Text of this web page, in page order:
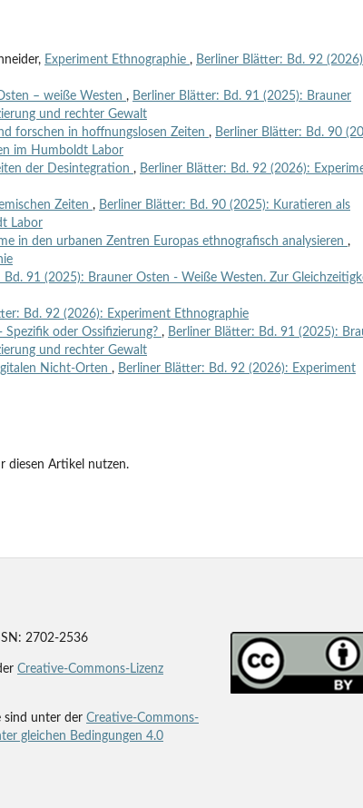
Experiment Ethnographie , Berliner Blätter: Bd. 92
– weiße Westen , Berliner Blätter: Bd. 91 (2025): Brauner
und rechter Gewalt
forschen in hoffnungslosen Zeiten , Berliner Blätter: Bd. 90
im Humboldt Labor
der Desintegration , Berliner Blätter: Bd. 92 (2026):
Zeiten , Berliner Blätter: Bd. 90 (2025): Kuratieren als
Labor
in den urbanen Zentren Europas ethnografisch analysieren ,
Bd. 91 (2025): Brauner Osten - Weiße Westen. Zur
Bd. 92 (2026): Experiment Ethnographie
oder Ossifizierung? , Berliner Blätter: Bd. 91 (2025):
und rechter Gewalt
Nicht-Orten , Berliner Blätter: Bd. 92 (2026): Experiment
diesen Artikel nutzen.
2702-2536
Creative-Commons-Lizenz
sind unter der Creative-Commons-
gleichen Bedingungen 4.0